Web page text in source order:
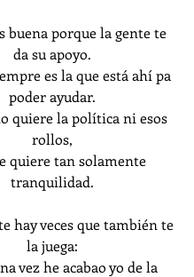
buena porque la gente te
da su apoyo.
es la que está ahí pa
poder ayudar.
quiere la política ni esos
rollos,
quiere tan solamente
tranquilidad.
hay veces que también te
la juega:
vez he acabao yo de la